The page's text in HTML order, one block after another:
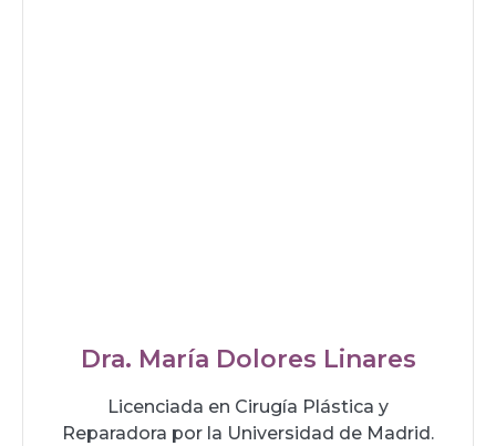
Dra. María Dolores Linares
Licenciada en Cirugía Plástica y
Reparadora por la Universidad de Madrid.